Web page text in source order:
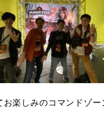
お楽しみのコマンドゾー